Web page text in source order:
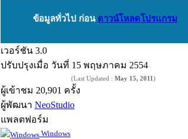
ข้อมูลทั่วไป ก่อน ดาวน์โหลดโปรแกรม
เวอร์ชัน 3.0
ปรับปรุงเมื่อ วันที่ 15 พฤษภาคม 2554
(Last Updated : May 15, 2011 )
ผู้เข้าชม 20,901 ครั้ง
ผู้พัฒนา NeoStudio
แพลตฟอร์ม
Windows